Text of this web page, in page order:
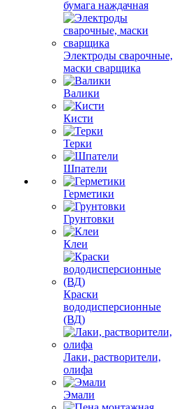
бумага наждачная
Электроды сварочные,
маски сварщика
Валики
Кисти
Терки
Шпатели
Герметики
Грунтовки
Клеи
Краски
вододисперсионные
(ВД)
Лаки, растворители,
олифа
Эмали